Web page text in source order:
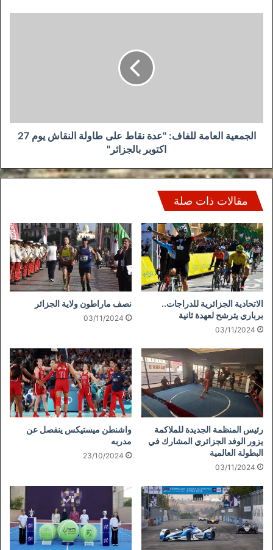
يوم
27
الجمعية العامة للفاف: "عدة نقاط على طاولة النقاش يوم 27
اكتوبر بالجزائر"
مقالات ذات صلة
الاتحادية الجزائرية للدراجات..
برباري يترشح لعهدة ثانية
03/11/2024
نصف ماراطون ولاية الجزائر
03/11/2024
رئيس المنظمة الجديدة للملاكمة
يزور الوفد الجزائري المشارك في
البطولة العالمية
03/11/2024
واشنطن ميستيكس ينفصل عن
مدربه
23/10/2024